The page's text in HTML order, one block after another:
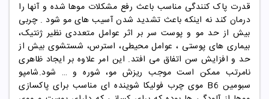
قدرت پاک کنندگی مناسب باعث رفع مشکلات موها شده و آنها را
درمان کند نه اینکه باعث تشدید شدن آسیب های مو شود . چربی
بیش از حد مو و پوست سر بر اثر عوامل متعددی نظیر ژنتیک،
بیماری های پوستی ، عوامل محیطی، استرس، شستشوی بیش از
حد و افزایش سن اتفاق می افتد. این امر علاوه بر ایجاد ظاهری
نامرتب ممکن است موجب ریزش مو، شوره و … شود.شامپو
سبومین B6 موی چرب فولیکا شوینده ای مناسب برای پاکسازی